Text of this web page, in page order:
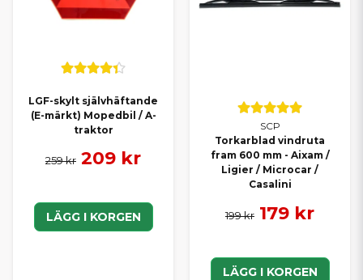
LGF-skylt självhäftande
(E-märkt) Mopedbil / A-
traktor
259 kr 209 kr
LÄGG I KORGEN
SCP
Torkarblad vindruta
fram 600 mm - Aixam /
Ligier / Microcar /
Casalini
199 kr 179 kr
LÄGG I KORGEN